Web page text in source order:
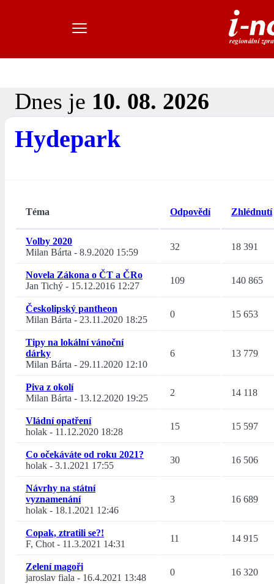
Dnes je 10. 08. 2026
Hydepark
Téma Odpovědí Zhlédnutí
Volby 2020
Milan Bárta - 8.9.2020 15:59
32 18 391
Novela Zákona o ČT a ČRo
Jan Tichý - 15.12.2016 12:27
109 140 865
Českolipský pantheon
Milan Bárta - 23.11.2020 18:25
0 15 653
Tipy na lokální vánoční
dárky
Milan Bárta - 29.11.2020 12:10
6 13 779
Piva z okolí
Milan Bárta - 13.12.2020 19:25
2 14 118
Vládní opatření
holak - 11.12.2020 18:28
15 15 597
Co očekáváte od roku 2021?
holak - 3.1.2021 17:55
30 16 506
Návrhy na státní
vyznamenání
holak - 18.1.2021 12:46
3 16 689
Copak, ztratili se?!
F, Chot- 11.3.2021 14:31
11 14 915
Zelení magoři
jaroslav fiala - 16.4.2021 13:48
0 16 320